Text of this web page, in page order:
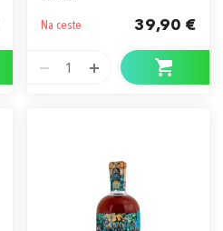
Na ceste 39,90 €
1